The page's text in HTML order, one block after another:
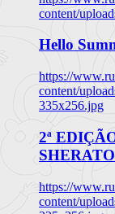
content/
Hello
https://
content/
335x256.jpg
2ª
https://
content/